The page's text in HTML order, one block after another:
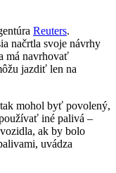
Reuters.
načrtla svoje návrhy
má navrhovať
jazdiť len na
mohol byť povolený,
iné palivá –
ak by bolo
uvádza